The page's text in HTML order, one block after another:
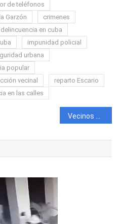
de teléfonos
Garzón
crimenes
delincuencia en cuba
impunidad policial
urbana
popular
vecinal
reparto Escario
en las calles
Vecinos de Guanabacoa atrapan a un ladrón de vacas en plena madrugada